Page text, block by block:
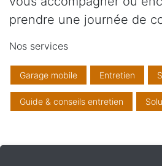
prendre une journée de
Nos services
Garage mobile Entretien
Guide & conseils entretien